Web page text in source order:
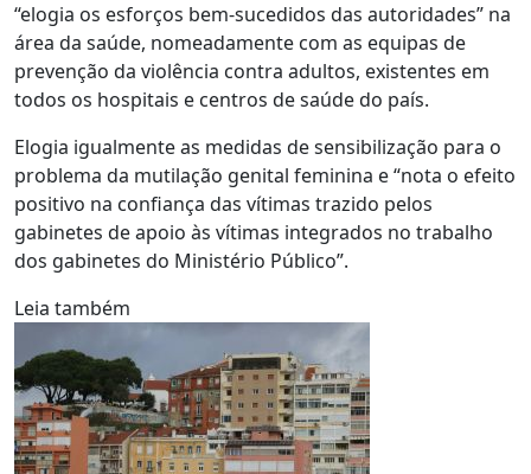
“elogia os esforços bem-sucedidos das autoridades” na
área da saúde, nomeadamente com as equipas de
prevenção da violência contra adultos, existentes em
todos os hospitais e centros de saúde do país.
Elogia igualmente as medidas de sensibilização para o
problema da mutilação genital feminina e “nota o efeito
positivo na confiança das vítimas trazido pelos
gabinetes de apoio às vítimas integrados no trabalho
dos gabinetes do Ministério Público”.
Leia também